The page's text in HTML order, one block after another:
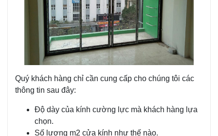
Quý khách hàng chỉ cần cung cấp cho chúng tôi các
thông tin sau đây:
Độ dày của kính cường lực mà khách hàng lựa
chọn.
Số lượng m2 cửa kính như thế nào.